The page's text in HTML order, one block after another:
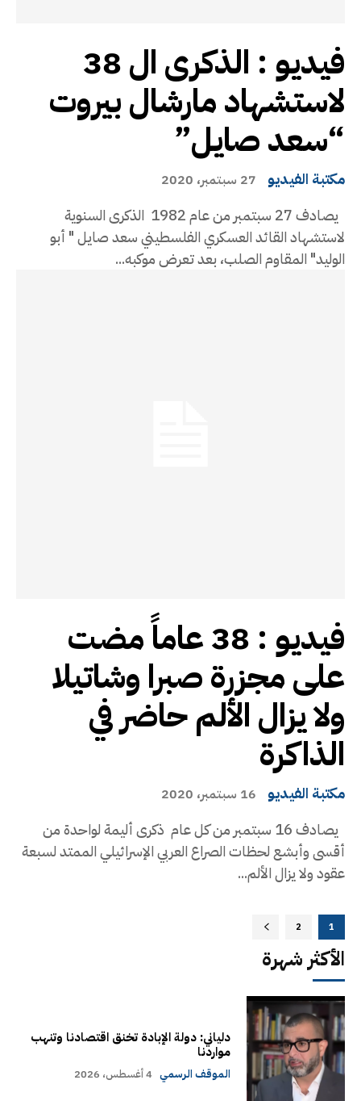
فيديو : الذكرى ال 38
لاستشهاد مارشال بيروت
“سعد صايل”
مكتبة الفيديو 27 سبتمبر، 2020
يصادف 27 سبتمبر من عام 1982 الذكرى السنوية
لاستشهاد القائد العسكري الفلسطيني سعد صايل " أبو
الوليد" المقاوم الصلب، بعد تعرض موكبه...
فيديو : 38 عاماً مضت
على مجزرة صبرا وشاتيلا
ولا يزال الألم حاضر في
الذاكرة
مكتبة الفيديو 16 سبتمبر، 2020
يصادف 16 سبتمبر من كل عام ذكرى أليمة لواحدة من
أقسى وأبشع لحظات الصراع العربي الإسرائيلي الممتد لسبعة
عقود ولا يزال الألم...
1
2
الأكثر شهرة
دلياني: دولة الإبادة تخنق اقتصادنا وتنهب
مواردنا
الموقف الرسمي 4 أغسطس، 2026